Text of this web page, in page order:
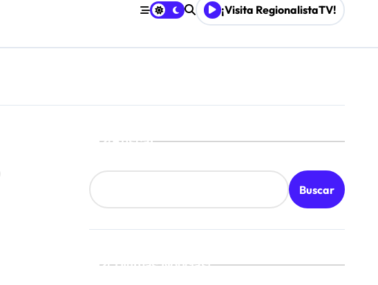
¡Visita RegionalistaTV!
Buscar
Buscar
¡Ultimas Noticias!